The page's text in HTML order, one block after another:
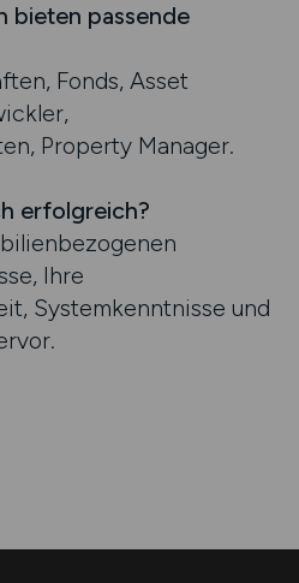
bieten passende
Fonds, Asset
Property Manager.
erfolgreich?
Ihre
Systemkenntnisse und